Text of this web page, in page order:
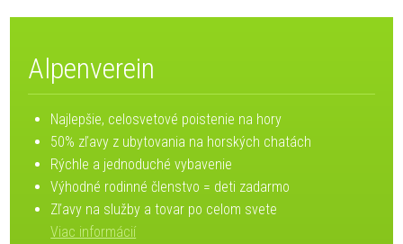
Alpenverein
Najlepšie, celosvetové poistenie na hory
50% zľavy z ubytovania na horských chatách
Rýchle a jednoduché vybavenie
Výhodné rodinné členstvo = deti zadarmo
Zľavy na služby a tovar po celom svete
Viac informácií